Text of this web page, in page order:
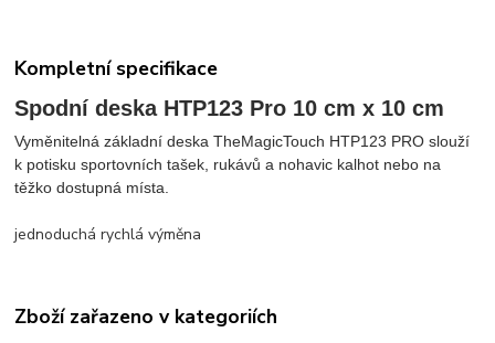
Kompletní specifikace
Spodní deska HTP123 Pro 10 cm x 10 cm
Vyměnitelná základní deska TheMagicTouch HTP123 PRO slouží
k potisku sportovních tašek, rukávů a nohavic kalhot nebo na
těžko dostupná místa.
jednoduchá rychlá výměna
Zboží zařazeno v kategoriích